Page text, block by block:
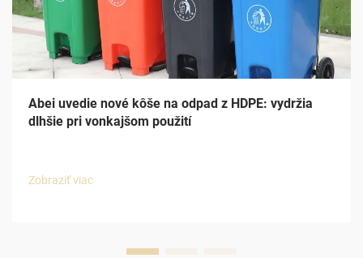
Abei uvedie nové kôše na odpad z HDPE: vydržia
dlhšie pri vonkajšom použití
Zobraziť viac